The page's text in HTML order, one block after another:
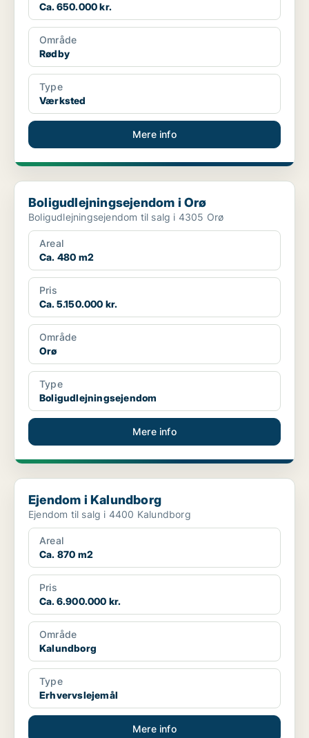
Ca. 650.000 kr.
Område
Rødby
Type
Værksted
Mere info
Boligudlejningsejendom i Orø
Boligudlejningsejendom i Orø
Boligudlejningsejendom til salg i 4305 Orø
Areal
Ca. 480 m2
Pris
Ca. 5.150.000 kr.
Område
Orø
Type
Boligudlejningsejendom
Mere info
Ejendom i Kalundborg
Ejendom i Kalundborg
Ejendom til salg i 4400 Kalundborg
Areal
Ca. 870 m2
Pris
Ca. 6.900.000 kr.
Område
Kalundborg
Type
Erhvervslejemål
Mere info